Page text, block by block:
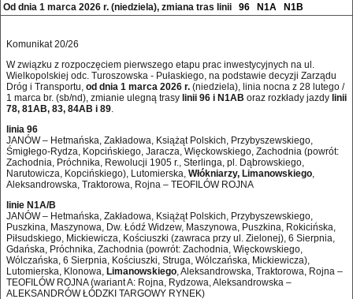
Od dnia 1 marca 2026 r. (niedziela), zmiana tras linii 96 N1A N1B
Komunikat 20/26
W związku z rozpoczęciem pierwszego etapu prac inwestycyjnych na ul.
Wielkopolskiej odc. Turoszowska - Pułaskiego, na podstawie decyzji Zarządu
Dróg i Transportu, od dnia 1 marca 2026 r. (niedziela), linia nocna z 28 lutego /
1 marca br. (sb/nd), zmianie ulegną trasy linii 96 i N1AB oraz rozkłady jazdy linii
78, 81AB, 83, 84AB i 89
linia 96
JANÓW – Hetmańska, Zakładowa, Książąt Polskich, Przybyszewskiego,
Śmigłego-Rydza, Kopcińskiego, Jaracza, Więckowskiego, Zachodnia (powrót:
Zachodnia, Próchnika, Rewolucji 1905 r., Sterlinga, pl. Dąbrowskiego,
Narutowicza, Kopcińskiego), Lutomierska, Włókniarzy, Limanowskiego
Aleksandrowska, Traktorowa, Rojna – TEOFILÓW ROJNA
linie N1A/B
JANÓW – Hetmańska, Zakładowa, Książąt Polskich, Przybyszewskiego,
Puszkina, Maszynowa, Dw. Łódź Widzew, Maszynowa, Puszkina, Rokicińska,
Piłsudskiego, Mickiewicza, Kościuszki (zawraca przy ul. Zielonej), 6 Sierpnia,
Gdańska, Próchnika, Zachodnia (powrót: Zachodnia, Więckowskiego,
Wólczańska, 6 Sierpnia, Kościuszki, Struga, Wólczańska, Mickiewicza),
Lutomierska, Klonowa, Limanowskiego , Aleksandrowska, Traktorowa, Rojna –
TEOFILÓW ROJNA (wariant A: Rojna, Rydzowa, Aleksandrowska –
ALEKSANDRÓW ŁÓDZKI TARGOWY RYNEK)